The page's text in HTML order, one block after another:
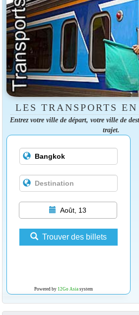
LES TRANSPORTS
Entrez votre ville de départ, votre ville de
trajet.
Août, 13
Trouver des billets
Powered by 12Go Asiasystem